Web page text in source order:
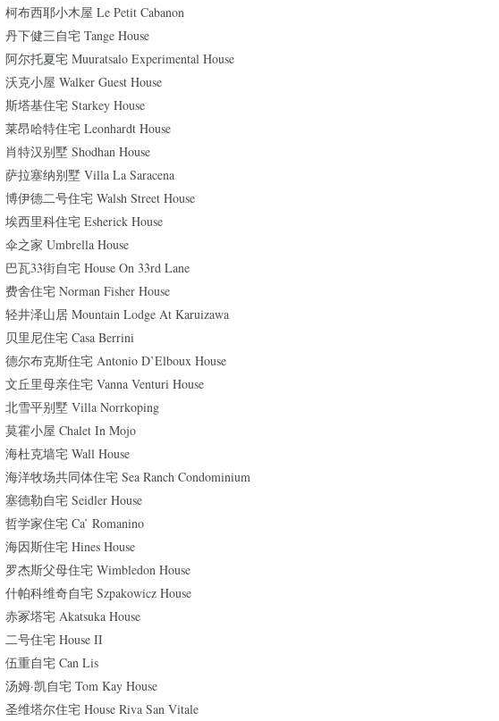
柯布西耶小木屋 Le Petit Cabanon
丹下健三自宅 Tange House
阿尔托夏宅 Muuratsalo Experimental House
沃克小屋 Walker Guest House
斯塔基住宅 Starkey House
莱昂哈特住宅 Leonhardt House
肖特汉别墅 Shodhan House
萨拉塞纳别墅 Villa La Saracena
博伊德二号住宅 Walsh Street House
埃西里科住宅 Esherick House
伞之家 Umbrella House
巴瓦33街自宅 House On 33rd Lane
费舍住宅 Norman Fisher House
轻井泽山居 Mountain Lodge At Karuizawa
贝里尼住宅 Casa Berrini
德尔布克斯住宅 Antonio D’Elboux House
文丘里母亲住宅 Vanna Venturi House
北雪平别墅 Villa Norrkoping
莫霍小屋 Chalet In Mojo
海杜克墙宅 Wall House
海洋牧场共同体住宅 Sea Ranch Condominium
塞德勒自宅 Seidler House
哲学家住宅 Ca’ Romanino
海因斯住宅 Hines House
罗杰斯父母住宅 Wimbledon House
什帕科维奇自宅 Szpakowicz House
赤冢塔宅 Akatsuka House
二号住宅 House II
伍重自宅 Can Lis
汤姆·凯自宅 Tom Kay House
圣维塔尔住宅 House Riva San Vitale